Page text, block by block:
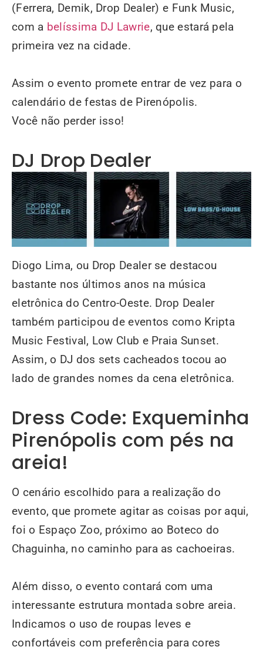
(Ferrera, Demik, Drop Dealer) e Funk Music,
com a belíssima DJ Lawrie, que estará pela
primeira vez na cidade.
Assim o evento promete entrar de vez para o
calendário de festas de Pirenópolis.
Você não perder isso!
DJ Drop Dealer
Diogo Lima, ou Drop Dealer se destacou
bastante nos últimos anos na música
eletrônica do Centro-Oeste. Drop Dealer
também participou de eventos como Kripta
Music Festival, Low Club e Praia Sunset.
Assim, o DJ dos sets cacheados tocou ao
lado de grandes nomes da cena eletrônica.
Dress Code: Exqueminha
Pirenópolis com pés na
areia!
O cenário escolhido para a realização do
evento, que promete agitar as coisas por aqui,
foi o Espaço Zoo, próximo ao Boteco do
Chaguinha, no caminho para as cachoeiras.
Além disso, o evento contará com uma
interessante estrutura montada sobre areia.
Indicamos o uso de roupas leves e
confortáveis com preferência para cores